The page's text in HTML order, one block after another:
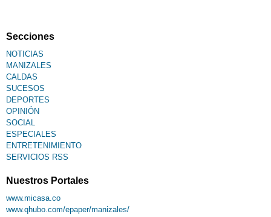
Secciones
NOTICIAS
MANIZALES
CALDAS
SUCESOS
DEPORTES
OPINIÓN
SOCIAL
ESPECIALES
ENTRETENIMIENTO
SERVICIOS RSS
Nuestros Portales
www.micasa.co
www.qhubo.com/epaper/manizales/